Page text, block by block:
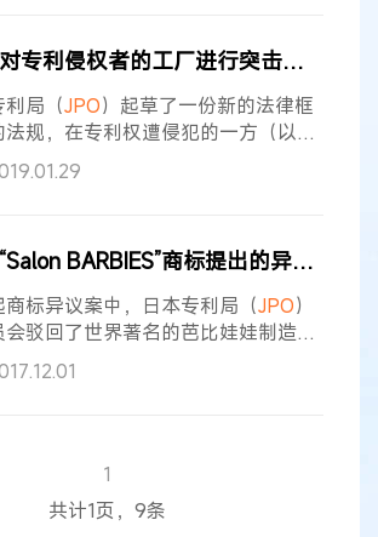
标的申请与注册统计，第2章则汇总
产权局（IP5）的申请与注册动态，
日本将允许对专利侵权者的工厂进行突击搜查
局（JPO）起草了一份新的法律框
规，在专利权遭侵犯的一方（以下
出请求后，法院将可以下达对专利
称“被告”）的工厂进行搜查的命
日本的法律没有规定原告可以到被
查。 美国、德国、英国和中国已经
律。 这项新规主要是用于
美泰公司对“Salon BARBIES”商标提出的异议遭拒
标异议案中，日本专利局（JPO）
驳回了世界著名的芭比娃娃制造商
）提出的商标异议。该公司
丝俱乐部服务的商标“Salon
争商标于2016年3月10日提交申请。
1
共计1页，9条